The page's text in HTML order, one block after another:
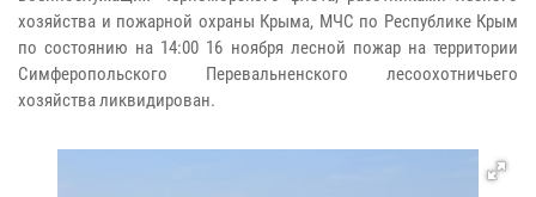
хозяйства и пожарной охраны Крыма, МЧС по Республике Крым
по состоянию на 14:00 16 ноября лесной пожар на территории
Симферопольского Перевальненского лесоохотничьего
хозяйства ликвидирован.